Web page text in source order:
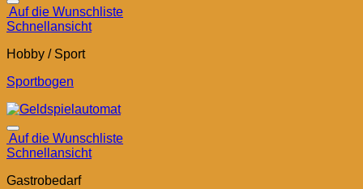
Auf die Wunschliste
Schnellansicht
Hobby / Sport
Sportbogen
Auf die Wunschliste
Schnellansicht
Gastrobedarf